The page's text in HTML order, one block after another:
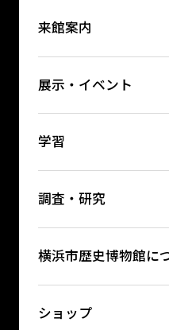
来館案内
展示・イベント
学習
調査・研究
横浜市歴史博物館に
ショップ